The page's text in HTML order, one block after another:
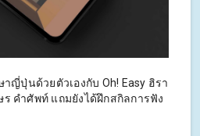
ญี่ปุ่นด้วยตัวเองกับ Oh! Easy ฮิรา
คำศัพท์ แถมยังได้ฝึกสกิลการฟัง